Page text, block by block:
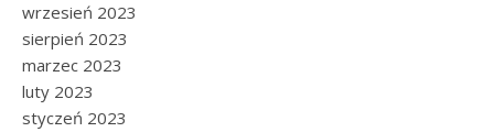
wrzesień 2023
sierpień 2023
marzec 2023
luty 2023
styczeń 2023